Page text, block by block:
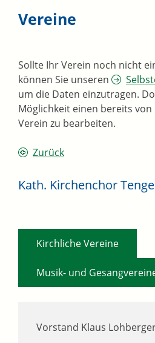
Vereine
Sollte Ihr Verein noch nicht
können Sie unseren
um die Daten einzutragen.
Möglichkeit einen bereits
Verein zu bearbeiten.
Zurück
Kath. Kirchenchor
Vorstand Klaus
Kirchliche Vereine
Musik- und